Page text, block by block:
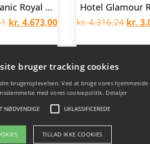
Hotel Titanic Royal Resort
Den
var:
kr. 5.172,51.
kr. 4.673,00Den
er:
kr. 4.673,00.
her
kr.4.316,24 Den
kr.
kr.
Book rejsen
bruger tracking cookies
brugeroplevelsen. Ved at bruge vores hjemmeside
med vores cookiepolitik. Detaljer
NØDVENDIGE UKLASSIFICEREDE
TILLAD IKKE COOKIES